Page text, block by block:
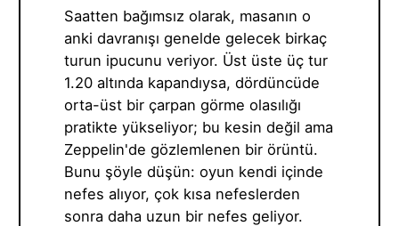
Saatten bağımsız olarak, masanın o
anki davranışı genelde gelecek birkaç
turun ipucunu veriyor. Üst üste üç tur
1.20 altında kapandıysa, dördüncüde
orta-üst bir çarpan görme olasılığı
pratikte yükseliyor; bu kesin değil ama
Zeppelin'de gözlemlenen bir örüntü.
Bunu şöyle düşün: oyun kendi içinde
nefes alıyor, çok kısa nefeslerden
sonra daha uzun bir nefes geliyor.